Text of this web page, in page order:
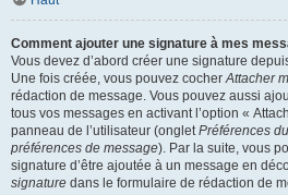
Comment ajouter une signature à mes
Vous devez d’abord créer une signature
Une fois créée, vous pouvez cocherAttacher
rédaction de message. Vous pouvez aussi
tous vos messages en activant l’option «
panneau de l’utilisateur (ongletPréférences
préférences de message). Par la suite, vous
signature d’être ajoutée à un message en
signature dans le formulaire de rédaction de